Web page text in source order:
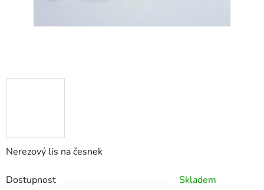
Nerezový lis na česnek
Dostupnost
Skladem